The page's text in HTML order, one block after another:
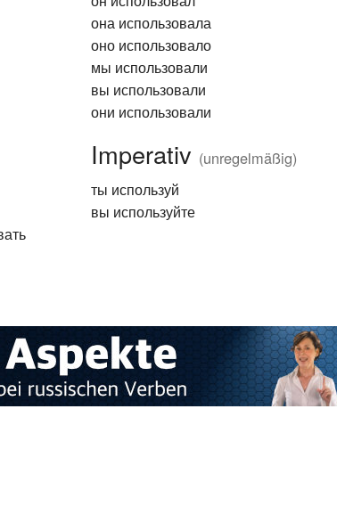
она использовала
оно использовало
мы использовали
вы использовали
они использовали
Imperativ (unregelmäßig)
ты используй
вы используйте